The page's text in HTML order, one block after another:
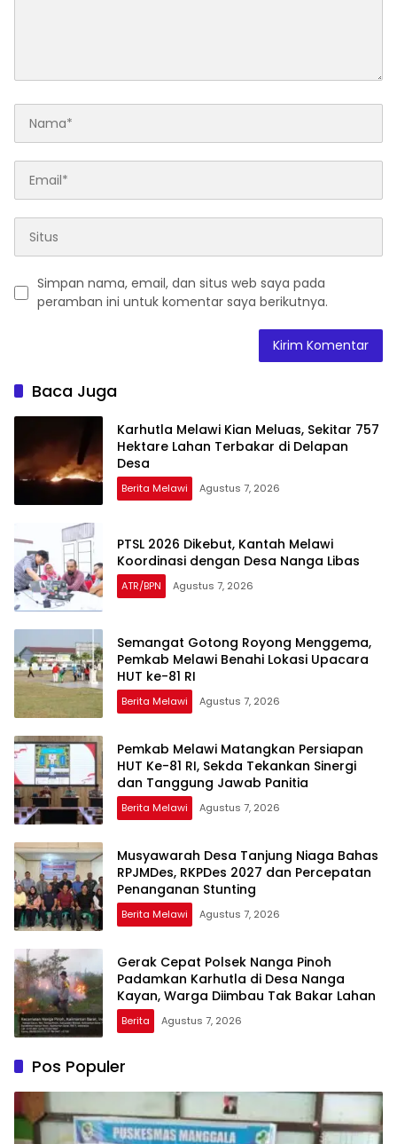
Simpan nama, email, dan situs web saya pada
peramban ini untuk komentar saya berikutnya.
Baca Juga
Karhutla Melawi Kian Meluas, Sekitar 757
Hektare Lahan Terbakar di Delapan
Desa
Berita Melawi Agustus 7, 2026
PTSL 2026 Dikebut, Kantah Melawi
Koordinasi dengan Desa Nanga Libas
ATR/BPN Agustus 7, 2026
Semangat Gotong Royong Menggema,
Pemkab Melawi Benahi Lokasi Upacara
HUT ke-81 RI
Berita Melawi Agustus 7, 2026
Pemkab Melawi Matangkan Persiapan
HUT Ke-81 RI, Sekda Tekankan Sinergi
dan Tanggung Jawab Panitia
Berita Melawi Agustus 7, 2026
Musyawarah Desa Tanjung Niaga Bahas
RPJMDes, RKPDes 2027 dan Percepatan
Penanganan Stunting
Berita Melawi Agustus 7, 2026
Gerak Cepat Polsek Nanga Pinoh
Padamkan Karhutla di Desa Nanga
Kayan, Warga Diimbau Tak Bakar Lahan
Berita Agustus 7, 2026
Pos Populer